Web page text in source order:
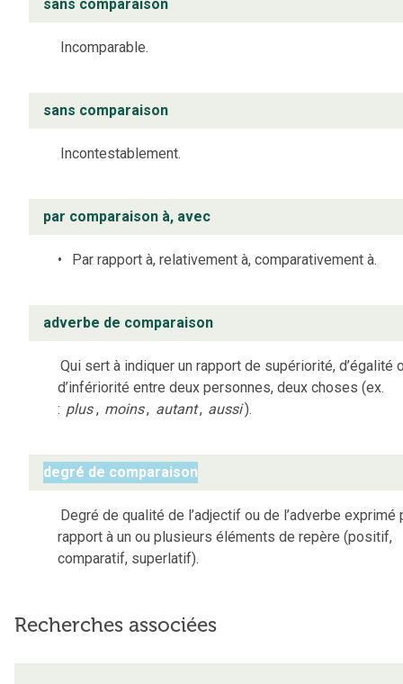
sans comparaison
Incomparable.
sans comparaison
Incontestablement.
par comparaison à, avec
Par rapport à, relativement à, comparativement à.
adverbe de comparaison
Qui sert à indiquer un rapport de supériorité, d’égalité
d’infériorité entre deux personnes, deux choses (ex.
: plus, moins, autant, aussi).
degré de comparaison
Degré de qualité de l’adjectif ou de l’adverbe exprimé
rapport à un ou plusieurs éléments de repère (positif,
comparatif, superlatif).
Recherches associées